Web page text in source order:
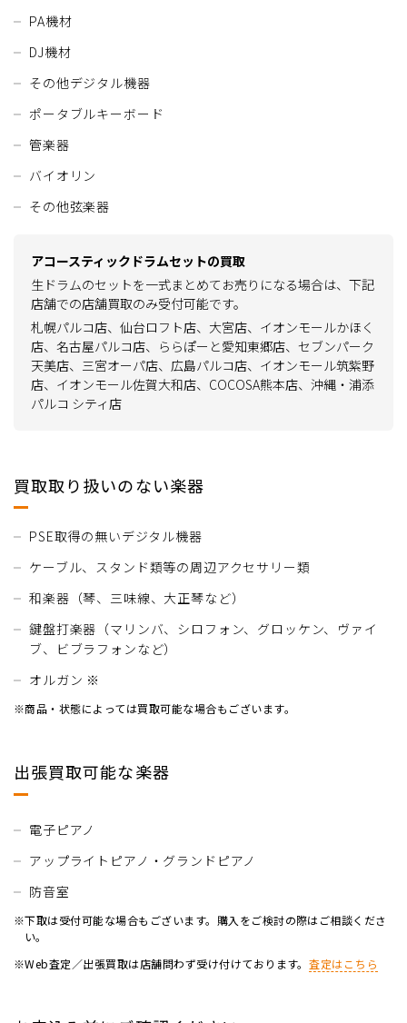
PA機材
DJ機材
その他デジタル機器
ポータブルキーボード
管楽器
バイオリン
その他弦楽器
アコースティックドラムセットの買取
生ドラムのセットを一式まとめてお売りになる場合は、下記
店舗での店舗買取のみ受付可能です。
札幌パルコ店、仙台ロフト店、大宮店、イオンモールかほく
店、名古屋パルコ店、ららぽーと愛知東郷店、セブンパーク
天美店、 三宮オーパ店、広島パルコ店、イオンモール筑紫野
店、イオンモール佐賀大和店、COCOSA熊本店、沖縄・浦添
パルコ シティ店
買取取り扱いのない楽器
PSE取得の無いデジタル機器
ケーブル、スタンド類等の周辺アクセサリー類
和楽器（琴、三味線、大正琴など）
鍵盤打楽器（マリンバ、シロフォン、グロッケン、ヴァイ
ブ、ビブラフォンなど）
オルガン ※
※商品・状態によっては買取可能な場合もございます。
出張買取可能な楽器
電子ピアノ
アップライトピアノ・グランドピアノ
防音室
※下取は受付可能な場合もございます。購入をご検討の際はご相談くださ
い。
※Web査定／出張買取は店舗問わず受け付けております。 査定はこちら